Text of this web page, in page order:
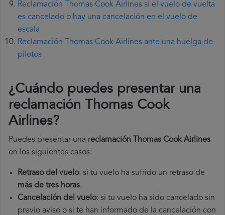
Reclamación Thomas Cook Airlines si el vuelo de vuelta
es cancelado o hay una cancelación en el vuelo de
escala
Reclamación Thomas Cook Airlines ante una huelga de
pilotos
¿Cuándo puedes presentar una
reclamación Thomas Cook
Airlines?
Puedes presentar una reclamación Thomas Cook Airlines
en los siguientes casos:
Retraso del vuelo: si tu vuelo ha sufrido un retraso de
más de tres horas.
Cancelación del vuelo: si tu vuelo ha sido cancelado sin
previo aviso o si te han informado de la cancelación con